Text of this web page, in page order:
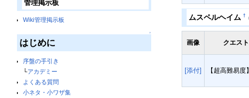
管理掲示板
Wiki管理掲示板
↑
はじめに
序盤の手引き
└アカデミー
よくある質問
小ネタ・小ワザ集
ムスペルヘイム†
画像 クエス
[添付] 【超高難易度